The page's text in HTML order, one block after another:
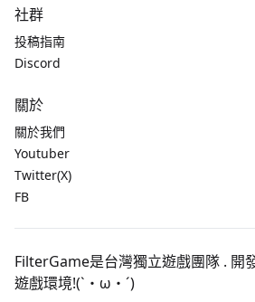
社群
投稿指南
Discord
關於
關於我們
Youtuber
Twitter(X)
FB
FilterGame是台灣獨立遊戲團隊 . 開
遊戲環境!(`・ω・´)